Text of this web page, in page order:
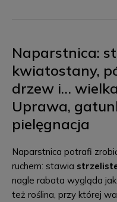
Naparstnica:
kwiatostany,
drzew i…
Uprawa,
pielęgnacja
Naparstnica potrafi
ruchem: stawia
nagle rabata wygląda
też roślina, przy której